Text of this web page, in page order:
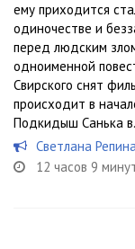
ему приходится
одиночестве и
перед людским
одноименной
Свирского снят
происходит в
Подкидыш Санька
Светлана
12 часов 9